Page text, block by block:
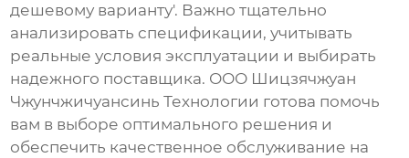
дешевому варианту'. Важно тщательно
анализировать спецификации, учитывать
реальные условия эксплуатации и выбирать
надежного поставщика. ООО Шицзячжуан
Чжунчжичуансинь Технологии готова помочь
вам в выборе оптимального решения и
обеспечить качественное обслуживание на